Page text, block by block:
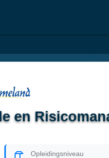
en
Opleidingsniveau